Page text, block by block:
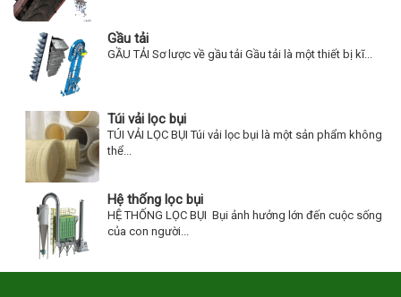
Gầu tải
GẦU TẢI Sơ lược về gầu tải Gầu tải là một thiết bị kĩ...
Túi vải lọc bụi
TÚI VẢI LỌC BỤI Túi vải lọc bụi là một sản phẩm không
thể...
Hệ thống lọc bụi
HỆ THỐNG LỌC BỤI Bụi ảnh hưởng lớn đến cuộc sống
của con người...